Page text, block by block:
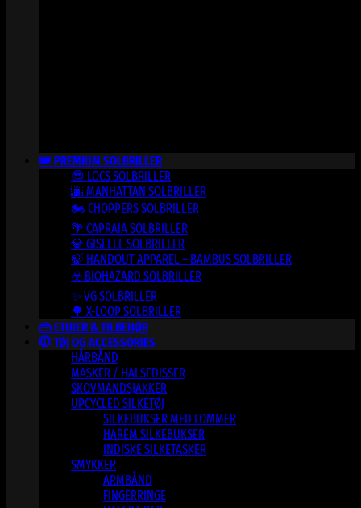
👑 PREMIUM SOLBRILLER
😎 LOCS SOLBRILLER
🌆 MANHATTAN SOLBRILLER
🏍️ CHOPPERS SOLBRILLER
🌴 CAPRAIA SOLBRILLER
💎 GISELLE SOLBRILLER
🍃 HANDOUT APPAREL – BAMBUS SOLBRILLER
☣️ BIOHAZARD SOLBRILLER
✨ VG SOLBRILLER
🌳 X-LOOP SOLBRILLER
👜 ETUIER & TILBEHØR
🧥 TØJ OG ACCESSORIES
HÅRBÅND
MASKER / HALSEDISSER
SKOVMANDSJAKKER
UPCYCLED SILKETØJ
SILKEBUKSER MED LOMMER
HAREM SILKEBUKSER
INDISKE SILKETASKER
SMYKKER
ARMBÅND
FINGERRINGE